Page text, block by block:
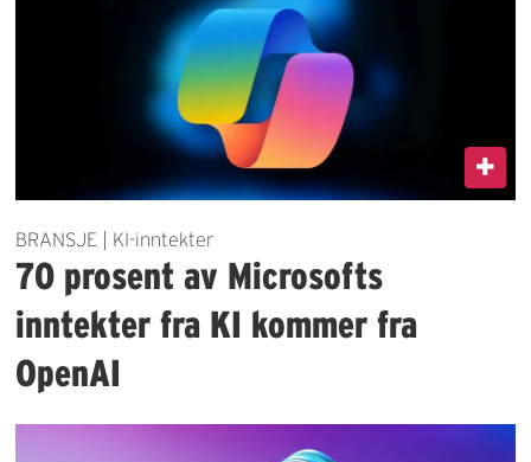
BRANSJE | KI-inntekter
70 prosent av Microsofts
inntekter fra KI kommer fra
OpenAI